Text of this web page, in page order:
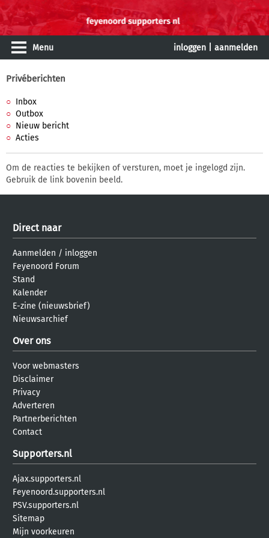
Menu inloggen aanmelden
Privéberichten
Inbox
Outbox
Nieuw bericht
Acties
Om de reacties te bekijken of versturen, moet je ingelogd zijn.
Gebruik de link bovenin beeld.
Direct naar
Aanmelden / inloggen
Feyenoord Forum
Stand
Kalender
E-zine (nieuwsbrief)
Nieuwsarchief
Over ons
Voor webmasters
Disclaimer
Privacy
Adverteren
Partnerberichten
Contact
Supporters.nl
Ajax.supporters.nl
Feyenoord.supporters.nl
PSV.supporters.nl
Sitemap
Mijn voorkeuren